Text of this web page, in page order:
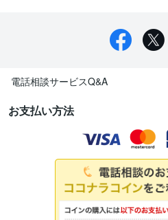
電話相談サービスQ&A
お支払い方法